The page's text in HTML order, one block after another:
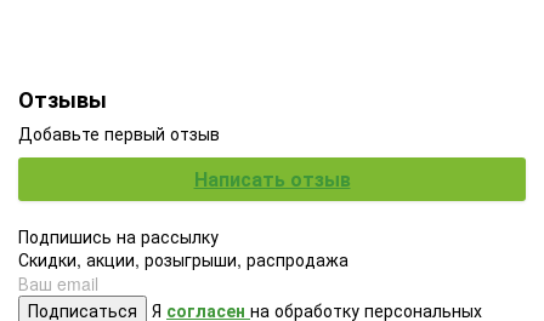
Отзывы
Добавьте первый отзыв
Написать отзыв
Подпишись на рассылку
Скидки, акции, розыгрыши, распродажа
Подписаться Я согласен на обработку персональных